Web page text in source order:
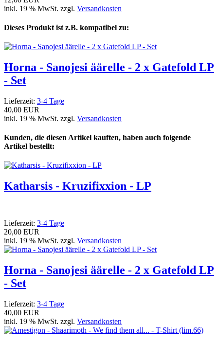
inkl. 19 % MwSt. zzgl. Versandkosten
Dieses Produkt ist z.B. kompatibel zu:
Horna - Sanojesi äärelle - 2 x Gatefold LP
- Set
Lieferzeit: 3-4 Tage
40,00 EUR
inkl. 19 % MwSt. zzgl. Versandkosten
Kunden, die diesen Artikel kauften, haben auch folgende
Artikel bestellt:
Katharsis - Kruzifixxion - LP
Lieferzeit: 3-4 Tage
20,00 EUR
inkl. 19 % MwSt. zzgl. Versandkosten
Horna - Sanojesi äärelle - 2 x Gatefold LP
- Set
Lieferzeit: 3-4 Tage
40,00 EUR
inkl. 19 % MwSt. zzgl. Versandkosten